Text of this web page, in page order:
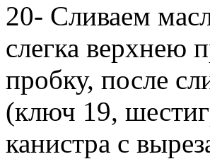
20- Сливаем
слегка верхнею
пробку, после
(ключ 19,
канистра с